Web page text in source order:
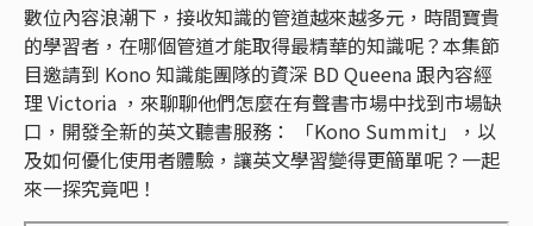
數位內容浪潮下，接收知識的管道越來越多元，時間寶貴
的學習者，在哪個管道才能取得最精華的知識呢？本集節
目邀請到 Kono 知識能團隊的資深 BD Queena 跟內容經
理 Victoria ，來聊聊他們怎麼在有聲書市場中找到市場缺
口，開發全新的英文聽書服務： 「Kono Summit」，以
及如何優化使用者體驗，讓英文學習變得更簡單呢？一起
來一探究竟吧！